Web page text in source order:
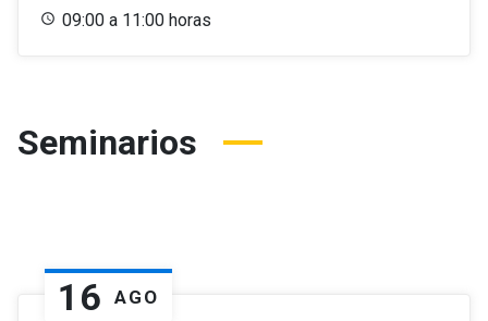
09:00 a 11:00 horas
Seminarios
16 AGO